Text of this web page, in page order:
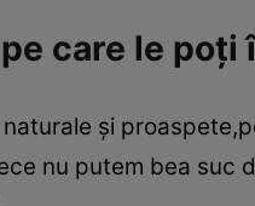
care le poţi
şi
nu putem bea suc